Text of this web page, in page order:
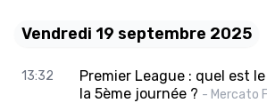
Vendredi 19 septembre 2025
13:32
Premier League : quel est
la 5ème journée ? - Mercato